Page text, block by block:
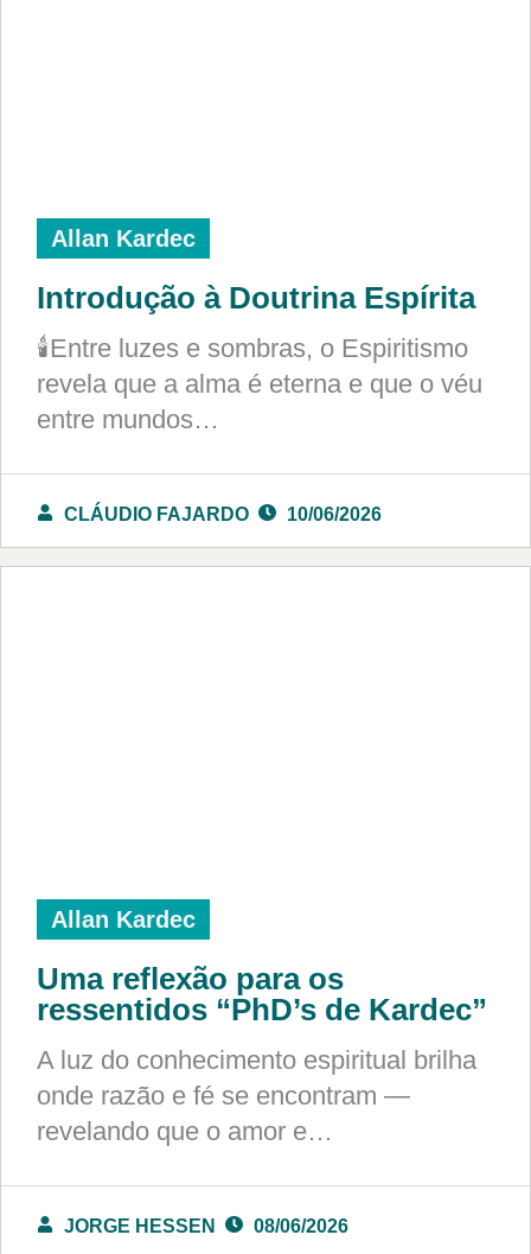
Allan Kardec
Introdução à Doutrina Espírita
🕯️Entre luzes e sombras, o Espiritismo
revela que a alma é eterna e que o véu
entre mundos…
CLÁUDIO FAJARDO 10/06/2026
Allan Kardec
Uma reflexão para os
ressentidos “PhD’s de Kardec”
A luz do conhecimento espiritual brilha
onde razão e fé se encontram —
revelando que o amor e…
JORGE HESSEN 08/06/2026